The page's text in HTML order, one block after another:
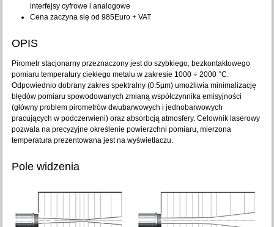
interfejsy cyfrowe i analogowe
Cena zaczyna się od 985Euro + VAT
OPIS
Pirometr stacjonarny przeznaczony jest do szybkiego, bezkontaktowego
pomiaru temperatury ciekłego metalu w zakresie 1000 ÷ 2000 °C.
Odpowiednio dobrany zakres spektralny (0.5µm) umożliwia minimalizację
błędów pomiaru spowodowanych zmianą współczynnika emisyjności
(główny problem pirometrów dwubarwowych i jednobarwowych
pracujących w podczerwieni) oraz absorbcją atmosfery. Celownik laserowy
pozwala na precyzyjne określenie powierzchni pomiaru, mierzona
temperatura prezentowana jest na wyświetlaczu.
Pole widzenia